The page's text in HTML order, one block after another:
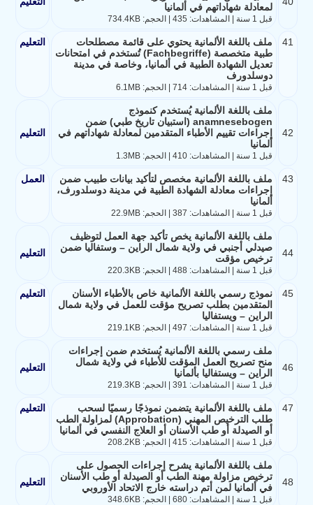
لمعادلة شهاداتهم في ألمانيا
قبل 1 سنة | المشاهدات: 435 | الحجم: 734.4KB
41
ملف باللغة الألمانية يحتوي على قائمة مصطلحات
طبية متخصصة (Fachbegriffe) تُستخدم في امتحانات
تعديل الشهادة الطبية في ألمانيا، وخاصة في مدينة
دوسلدورف
قبل 1 سنة | المشاهدات: 714 | الحجم: 6.1MB
التعليم
42
ملف باللغة الألمانية يُستخدم كنموذج
anamnesebogen (استبيان تاريخ طبي) ضمن
إجراءات تقييم الأطباء المتقدمين لمعادلة شهاداتهم في
ألمانيا
قبل 1 سنة | المشاهدات: 410 | الحجم: 1.3MB
التعليم
43
ملف باللغة الألمانية مخصص لتأكيد بيانات طبيب ضمن
إجراءات معادلة الشهادة الطبية في مدينة دوسلدورف،
ألمانيا
قبل 1 سنة | المشاهدات: 387 | الحجم: 22.9MB
العمل
44
ملف باللغة الألمانية يخص تأكيد جهة العمل لتوظيف
صيدلي أجنبي في ولاية شمال الراين – وستفاليا ضمن
ترخيص مؤقت
قبل 1 سنة | المشاهدات: 488 | الحجم: 220.3KB
التعليم
45
نموذج رسمي باللغة الألمانية خاص بالأطباء الأسنان
المتقدمين بطلب تصريح مؤقت للعمل في ولاية شمال
الراين – ويستفاليا
قبل 1 سنة | المشاهدات: 497 | الحجم: 219.1KB
التعليم
46
ملف رسمي باللغة الألمانية يُستخدم ضمن إجراءات
منح تصريح العمل المؤقت للأطباء في ولاية شمال
الراين – ويستفاليا بألمانيا
قبل 1 سنة | المشاهدات: 391 | الحجم: 219.3KB
التعليم
47
ملف باللغة الألمانية يتضمن نموذجًا رسميًا لسحب
طلب الترخيص المهني (Approbation) لمزاولة الطب
أو الصيدلة أو طب الأسنان أو العلاج النفسي في ألمانيا
قبل 1 سنة | المشاهدات: 415 | الحجم: 208.2KB
التعليم
48
ملف باللغة الألمانية يشرح إجراءات الحصول على
ترخيص مزاولة مهنة الطب أو الصيدلة أو طب الأسنان
في ألمانيا لمن أتم دراسته خارج الاتحاد الأوروبي
قبل 1 سنة | المشاهدات: 680 | الحجم: 348.6KB
التعليم